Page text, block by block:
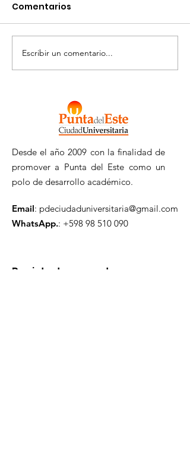
Llamado Tarjeta
Macro 2026
Comentarios
Escribir un comentario...
Desde el año 2009 con la finalidad de
promover a Punta del Este como un
polo de desarrollo académico.
Email: pdeciudaduniversitaria@gmail.com
WhatsApp.: +598 98 510 090
Registrate a nuestro